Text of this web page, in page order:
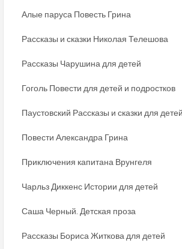
Алые паруса Повесть Грина
Рассказы и сказки Николая Телешова
Рассказы Чарушина для детей
Гоголь Повести для детей и подростков
Паустовский Рассказы и сказки для
Повести Александра Грина
Приключения капитана Врунгеля
Чарльз Диккенс Истории для детей
Саша Черный. Детская проза
Рассказы Бориса Житкова для детей